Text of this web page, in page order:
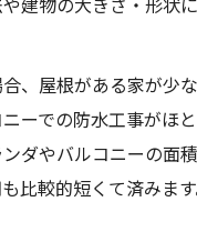
、屋根がある家が少
ーでの防水工事がほ
ダやバルコニーの面
比較的短くて済みます